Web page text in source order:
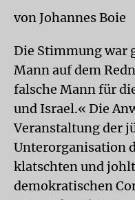
von Johannes Boie
Die Stimmung war
Mann auf dem
falsche Mann für
und Israel.« Die
Veranstaltung der
Unterorganisation
klatschten und
demokratischen